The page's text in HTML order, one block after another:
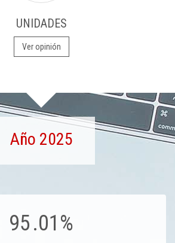
UNIDADES
Ver opinión
Año 2025
95.01%